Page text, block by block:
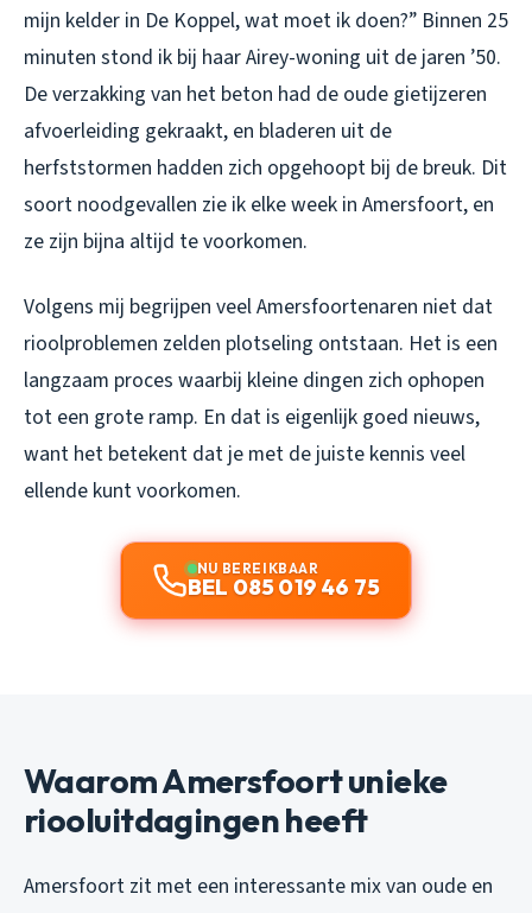
mijn kelder in De Koppel, wat moet ik doen?” Binnen 25
minuten stond ik bij haar Airey-woning uit de jaren ’50.
De verzakking van het beton had de oude gietijzeren
afvoerleiding gekraakt, en bladeren uit de
herfststormen hadden zich opgehoopt bij de breuk. Dit
soort noodgevallen zie ik elke week in Amersfoort, en
ze zijn bijna altijd te voorkomen.
Volgens mij begrijpen veel Amersfoortenaren niet dat
rioolproblemen zelden plotseling ontstaan. Het is een
langzaam proces waarbij kleine dingen zich ophopen
tot een grote ramp. En dat is eigenlijk goed nieuws,
want het betekent dat je met de juiste kennis veel
ellende kunt voorkomen.
NU BEREIKBAAR
BEL 085 019 46 75
Waarom Amersfoort unieke
riooluitdagingen heeft
Amersfoort zit met een interessante mix van oude en